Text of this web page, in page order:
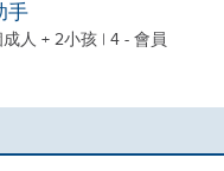
手
人 + 2小孩 | 4 - 會員